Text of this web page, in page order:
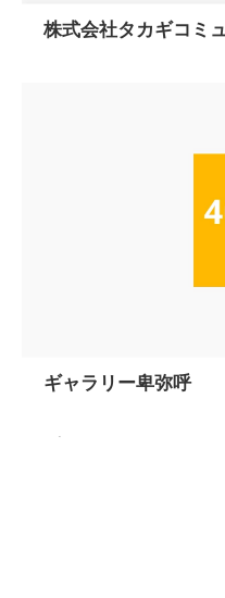
株式会社タカギコミ
ギャラリー卑弥呼